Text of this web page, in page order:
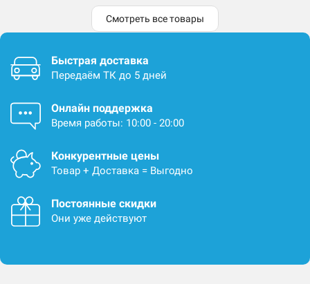
Смотреть все товары
Быстрая доставка
Передаём ТК до 5 дней
Онлайн поддержка
Время работы: 10:00 - 20:00
Конкурентные цены
Товар + Доставка = Выгодно
Постоянные скидки
Они уже действуют